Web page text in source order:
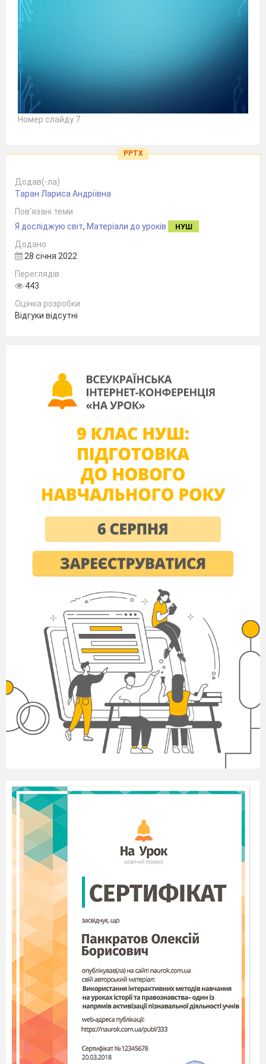
Номер слайду 7
PPTX
Додав(-ла)
Таран Лариса Андріївна
Пов’язані теми
Я досліджую світ, Матеріали до уроків НУШ
Додано
28 січня 2022
Переглядів
443
Оцінка розробки
Відгуки відсутні